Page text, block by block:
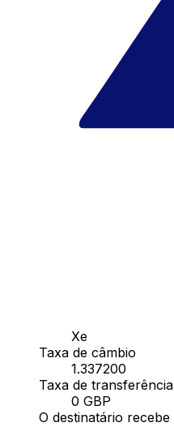
Xe
Taxa de câmbio
1.337200
Taxa de transferência
0 GBP
O destinatário recebe